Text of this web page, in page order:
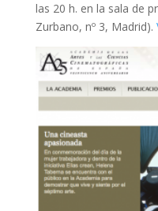
las 20 h. en la sala de
Zurbano, nº 3, Madrid).